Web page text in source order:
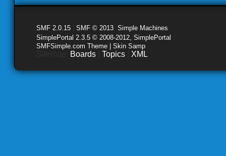
SMF 2.0.15 SMF © 2013 Simple Machines
SimplePortal 2.3.5 © 2008-2012, SimplePortal
SMFSimple.com Theme | Skin Samp
Boards Topics XML